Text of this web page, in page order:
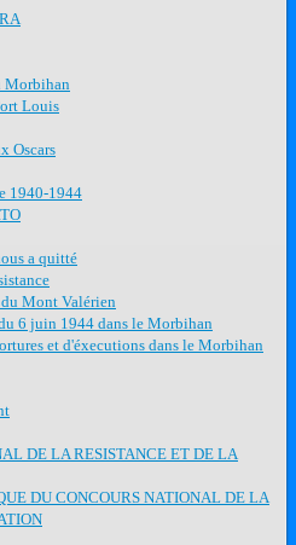
Morbihan
Louis
Oscars
1940-1944
a quitté
Mont Valérien
6 juin 1944 dans le Morbihan
et d'éxecutions dans le Morbihan
DE LA RESISTANCE ET DE LA
DU CONCOURS NATIONAL DE LA